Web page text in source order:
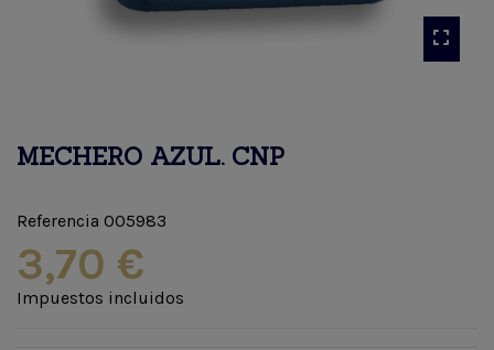
MECHERO AZUL. CNP
Referencia 005983
3,70 €
Impuestos incluidos